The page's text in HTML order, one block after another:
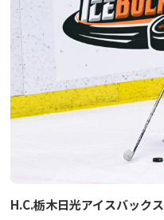
H.C.栃木日光アイスバックス